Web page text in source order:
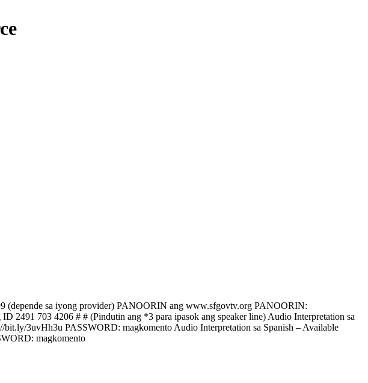
sa iyong provider) PANOORIN ang www.sfgovtv.org PANOORIN:
703 4206 # # (Pindutin ang *3 para ipasok ang speaker line) Audio Interpretation sa
3uvHh3u PASSWORD: magkomento Audio Interpretation sa Spanish – Available
magkomento